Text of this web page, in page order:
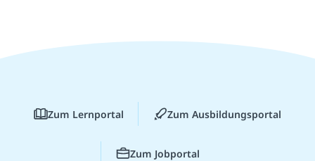
Zum Lernportal Zum Ausbildungsportal
Zum Jobportal